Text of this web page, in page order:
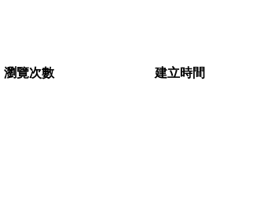
瀏覽次數 建立時間